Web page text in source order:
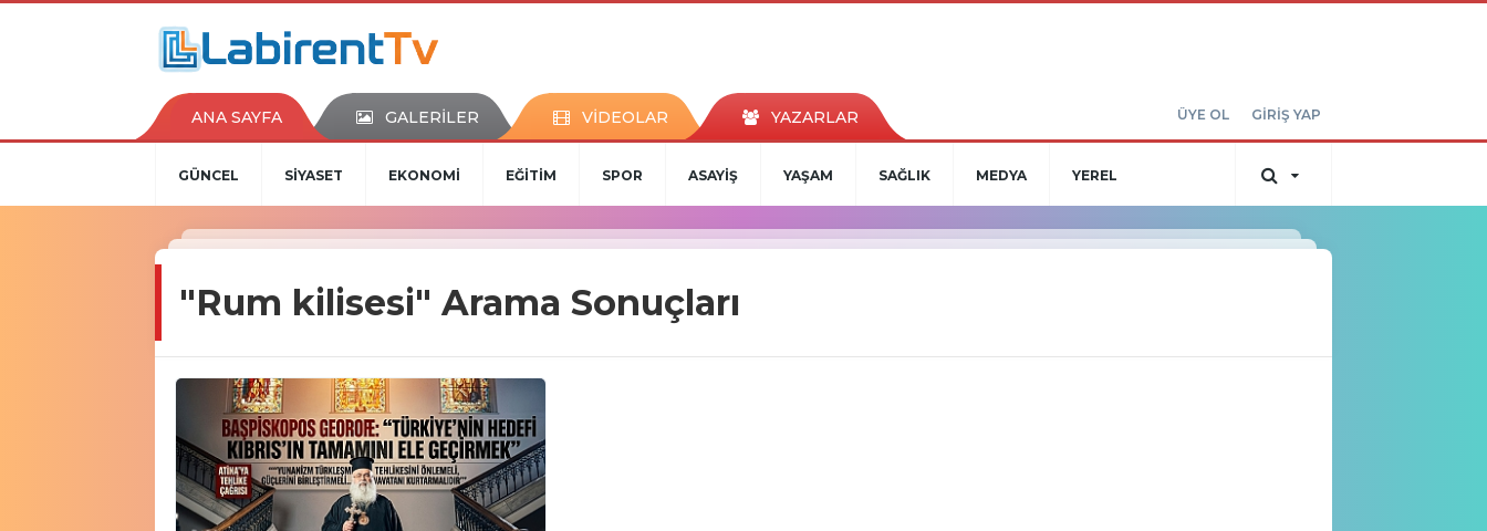
ANA SAYFA GALERİLER VİDEOLAR YAZARLAR ÜYE OL GİRİŞ YAP
GÜNCEL SİYASET EKONOMİ EĞİTİM SPOR ASAYİŞ YAŞAM SAĞLIK MEDYA YEREL
"Rum kilisesi" Arama Sonuçları